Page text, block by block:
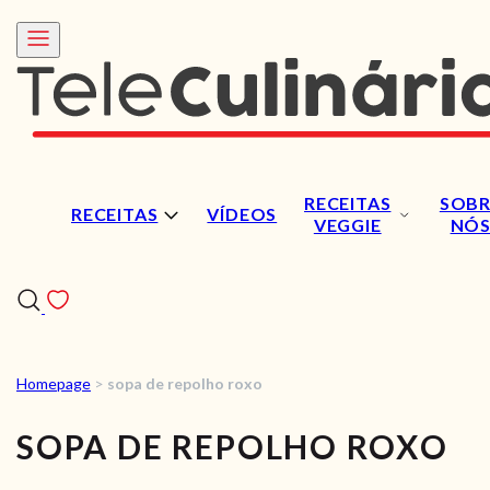
RECEITAS VÍDEOS
RECEITAS
VEGGIE
NÓS
RECEITAS
VÍDEOS
Homepage > sopa de repolho roxo
SOPA DE REPOLHO ROXO